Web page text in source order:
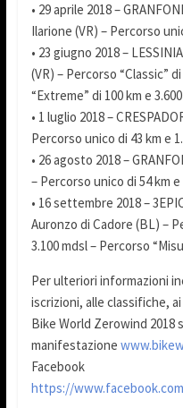
• 29 aprile 2018 –
Ilarione (VR) – Percorso
• 23 giugno 2018 –
(VR) – Percorso “Classic”
“Extreme” di 100 km e
• 1 luglio 2018 –
Percorso unico di 43 km e
• 26 agosto 2018 –
– Percorso unico di 54 km e
• 16 settembre 2018 –
Auronzo di Cadore (BL) –
3.100 mdsl – Percorso
Per ulteriori informazioni
iscrizioni, alle classifiche,
Bike World Zerowind 2018
manifestazione
Facebook
https://